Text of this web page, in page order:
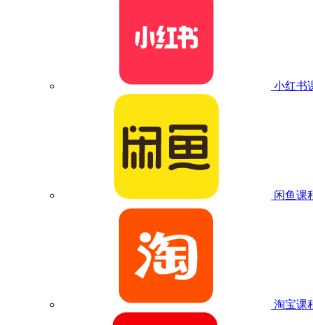
小红书
闲鱼课
淘宝课